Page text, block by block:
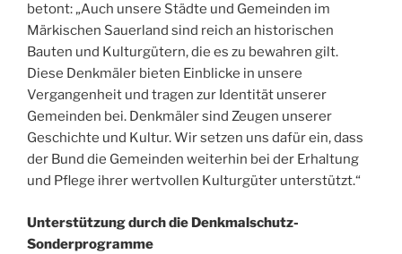
betont: „Auch unsere Städte und Gemeinden im
Märkischen Sauerland sind reich an historischen
Bauten und Kulturgütern, die es zu bewahren gilt.
Diese Denkmäler bieten Einblicke in unsere
Vergangenheit und tragen zur Identität unserer
Gemeinden bei. Denkmäler sind Zeugen unserer
Geschichte und Kultur. Wir setzen uns dafür ein, dass
der Bund die Gemeinden weiterhin bei der Erhaltung
und Pflege ihrer wertvollen Kulturgüter unterstützt.“
Unterstützung durch die Denkmalschutz-
Sonderprogramme